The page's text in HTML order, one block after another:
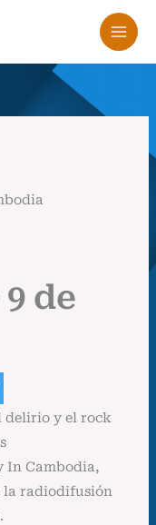
de
delirio y el rock
In Cambodia,
la radiodifusión